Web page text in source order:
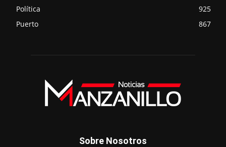
Política
925
Puerto
867
Sobre Nosotros